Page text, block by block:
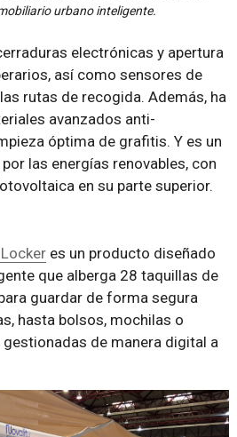
urbano inteligente.
electrónicas y apertura
así como sensores de
rutas de recogida. Además, ha
avanzados anti-
óptima de grafitis. Y es un
las energías renovables, con
en su parte superior.
es un producto diseñado
que alberga 28 taquillas de
guardar de forma segura
hasta bolsos, mochilas o
de manera digital a